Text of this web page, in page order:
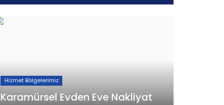
Hizmet Bölgelerimiz
Karamürsel Evden Eve Nakliyat